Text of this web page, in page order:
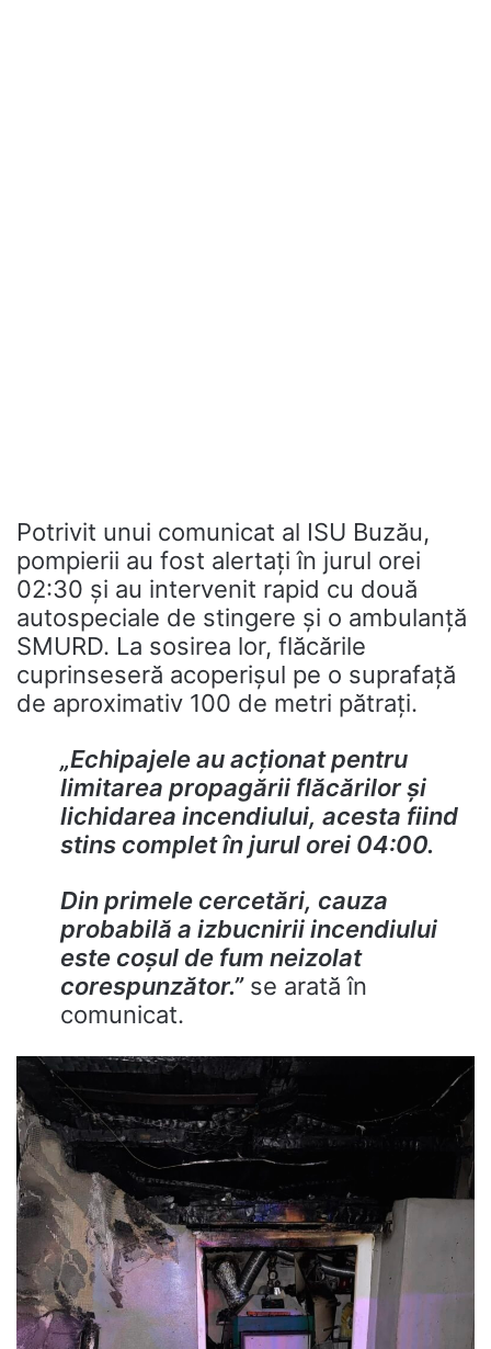
Potrivit unui comunicat al ISU Buzău,
pompierii au fost alertați în jurul orei
02:30 și au intervenit rapid cu două
autospeciale de stingere și o ambulanță
SMURD. La sosirea lor, flăcările
cuprinseseră acoperișul pe o suprafață
de aproximativ 100 de metri pătrați.
„Echipajele au acționat pentru
limitarea propagării flăcărilor și
lichidarea incendiului, acesta fiind
stins complet în jurul orei 04:00.
Din primele cercetări, cauza
probabilă a izbucnirii incendiului
este coșul de fum neizolat
corespunzător.”se arată în
comunicat.